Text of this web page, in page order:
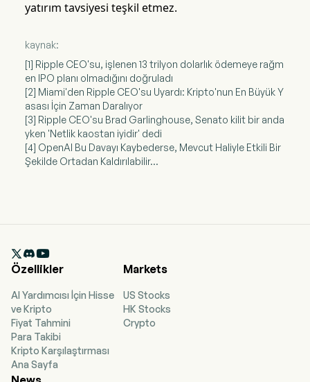
yatırım tavsiyesi teşkil etmez.
kaynak:
[1] Ripple CEO'su, işlenen 13 trilyon dolarlık ödemeye rağm
en IPO planı olmadığını doğruladı
[2] Miami'den Ripple CEO'su Uyardı: Kripto'nun En Büyük Y
asası İçin Zaman Daralıyor
[3] Ripple CEO'su Brad Garlinghouse, Senato kilit bir anda
yken 'Netlik kaostan iyidir' dedi
[4] OpenAI Bu Davayı Kaybederse, Mevcut Haliyle Etkili Bir
Şekilde Ortadan Kaldırılabilir...

Özellikler
AI Yardımcısı İçin Hisse
ve Kripto
Fiyat Tahmini
Para Takibi
Kripto Karşılaştırması
Ana Sayfa
Markets
US Stocks
HK Stocks
Crypto